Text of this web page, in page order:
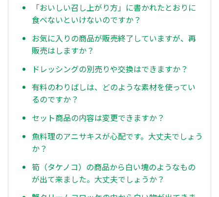
「おいしい召し上がり方」に書かれたとおりに
食べないといけないのですか？
お気に入りの商品が販売終了していますが、再
販売はしますか？
ドレッシングの別売りや交換はできますか？
有料のわりばしは、どのような素材を使ってい
るのですか？
セット商品の内容は変更できますか？
魚料理のアニサキスが心配です。大丈夫でしょう
か？
筍（タケノコ）の商品から白い塊のようなもの
が出て来ました。大丈夫でしょうか？